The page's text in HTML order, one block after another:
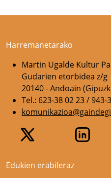
Harremanetarako
Martin Ugalde Kultur
Gudarien etorbidea z/g
20140 - Andoain
Tel.: 623-38 02 23 / 943-
Edukien erabileraz